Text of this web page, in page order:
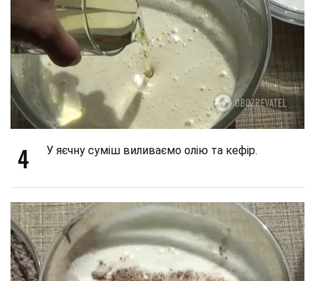
4 У яєчну суміш виливаємо олію та кефір.